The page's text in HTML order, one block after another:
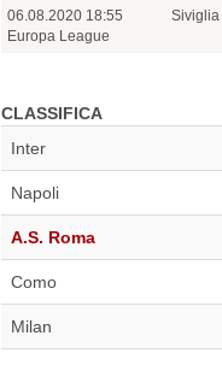
06.08.2020 18:55
Europa League
Siviglia
CLASSIFICA
Inter
Napoli
A.S. Roma
Como
Milan